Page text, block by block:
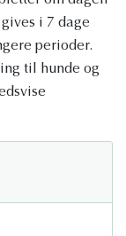
i 7 dage
perioder.
til hunde og